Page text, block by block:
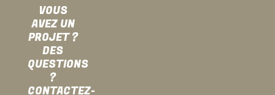
VOUS
AVEZ UN
PROJET ?
DES
QUESTIONS
?
CONTACTEZ-